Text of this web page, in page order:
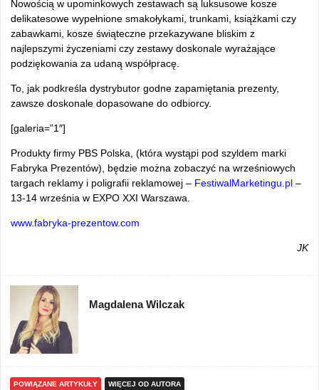
Nowością w upominkowych zestawach są luksusowe kosze
delikatesowe wypełnione smakołykami, trunkami, książkami czy
zabawkami, kosze świąteczne przekazywane bliskim z
najlepszymi życzeniami czy zestawy doskonale wyrażające
podziękowania za udaną współpracę.
To, jak podkreśla dystrybutor godne zapamiętania prezenty,
zawsze doskonale dopasowane do odbiorcy.
[galeria=”1″]
Produkty firmy PBS Polska, (która wystąpi pod szyldem marki
Fabryka Prezentów), będzie można zobaczyć na wrześniowych
targach reklamy i poligrafii reklamowej – FestiwalMarketingu.pl –
13-14 września w EXPO XXI Warszawa.
www.fabryka-prezentow.com
JK
Magdalena Wilczak
POWIĄZANE ARTYKUŁY WIĘCEJ OD AUTORA